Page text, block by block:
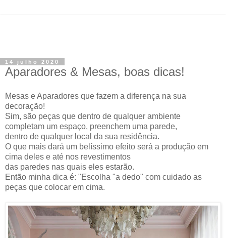
14 julho 2020
Aparadores & Mesas, boas dicas!
Mesas e Aparadores que fazem a diferença na sua
decoração!
Sim, são peças que dentro de qualquer ambiente
completam um espaço, preenchem uma parede,
dentro de qualquer local da sua residência.
O que mais dará um belíssimo efeito será a produção em
cima deles e até nos revestimentos
das paredes nas quais eles estarão.
Então minha dica é: "Escolha "a dedo" com cuidado as
peças que colocar em cima.